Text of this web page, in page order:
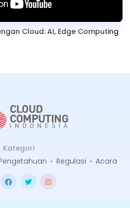
Cloud: AI, Edge Computing
Kategori
• Regulasi • Acara